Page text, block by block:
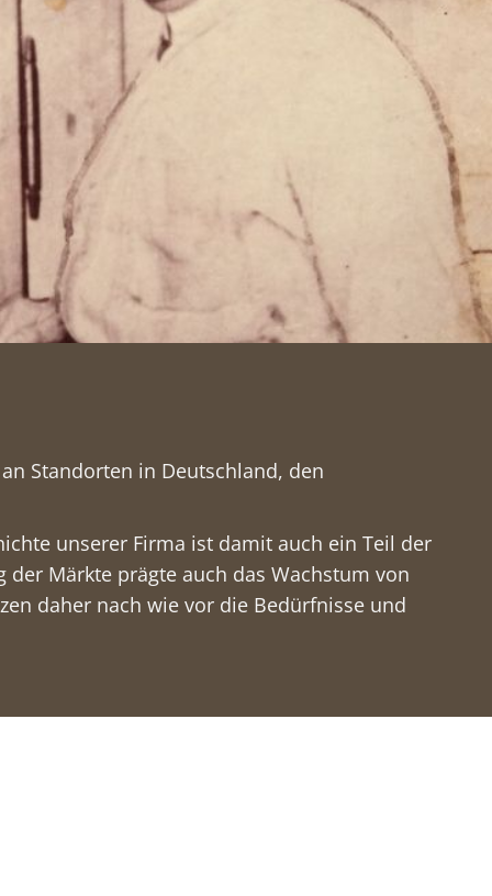
Standorten in Deutschland, den
unserer Firma ist damit auch ein Teil der
Märkte prägte auch das Wachstum von
daher nach wie vor die Bedürfnisse und